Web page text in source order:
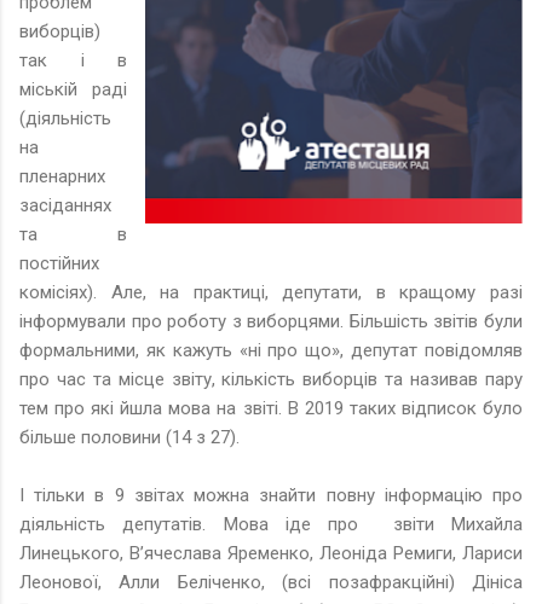
виборців)
так і в
міській раді
(діяльність
на
пленарних
засіданнях
та в
постійних
комісіях). Але, на практиці, депутати, в кращому разі
інформували про роботу з виборцями. Більшість звітів були
формальними, як кажуть «ні про що», депутат повідомляв
про час та місце звіту, кількість виборців та називав пару
тем про які йшла мова на звіті. В 2019 таких відписок було
більше половини (14 з 27).
І тільки в 9 звітах можна знайти повну інформацію про
діяльність депутатів. Мова іде про звіти Михайла
Линецького, В’ячеслава Яременко, Леоніда Ремиги, Лариси
Леонової, Алли Беліченко, (всі позафракційні) Дініса